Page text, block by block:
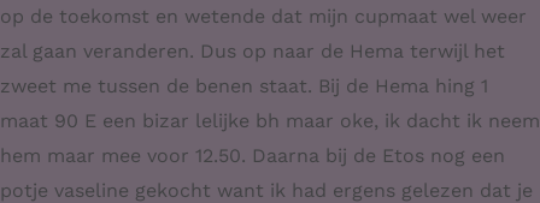
op de toekomst en wetende dat mijn cupmaat wel weer
zal gaan veranderen. Dus op naar de Hema terwijl het
zweet me tussen de benen staat. Bij de Hema hing 1
maat 90 E een bizar lelijke bh maar oke, ik dacht ik neem
hem maar mee voor 12.50. Daarna bij de Etos nog een
potje vaseline gekocht want ik had ergens gelezen dat je